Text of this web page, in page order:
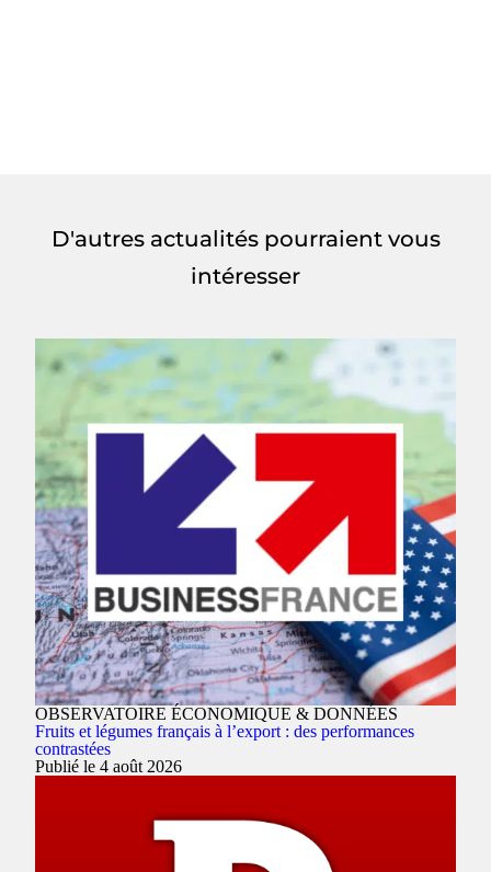
D'autres actualités pourraient vous
intéresser
OBSERVATOIRE ÉCONOMIQUE & DONNÉES
Fruits et légumes français à l’export : des performances
contrastées
Publié le 4 août 2026